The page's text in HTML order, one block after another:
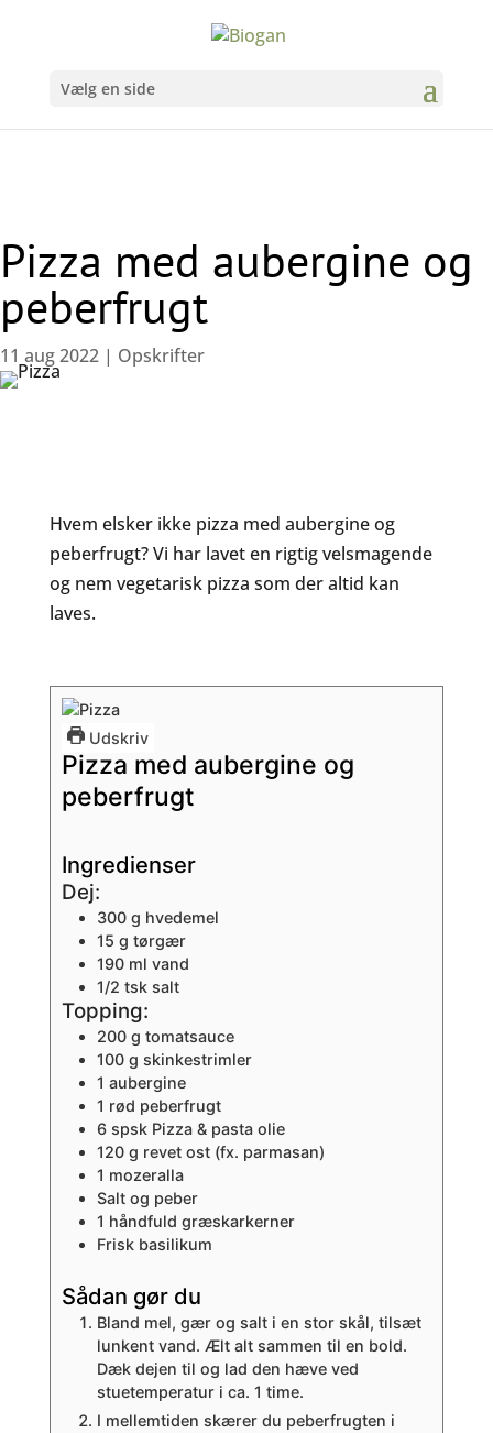
Vælg en side
Pizza med aubergine og
peberfrugt
11 aug 2022 | Opskrifter
Hvem elsker ikke pizza med aubergine og
peberfrugt? Vi har lavet en rigtig velsmagende
og nem vegetarisk pizza som der altid kan
laves.
Udskriv
Pizza med aubergine og
peberfrugt
Ingredienser
Dej:
300 g hvedemel
15 g tørgær
190 ml vand
1/2 tsk salt
Topping:
200 g tomatsauce
100 g skinkestrimler
1 aubergine
1 rød peberfrugt
6 spsk Pizza & pasta olie
120 g revet ost (fx. parmasan)
1 mozeralla
Salt og peber
1 håndfuld græskarkerner
Frisk basilikum
Sådan gør du
Bland mel, gær og salt i en stor skål, tilsæt
lunkent vand. Ælt alt sammen til en bold.
Dæk dejen til og lad den hæve ved
stuetemperatur i ca. 1 time.
I mellemtiden skærer du peberfrugten i